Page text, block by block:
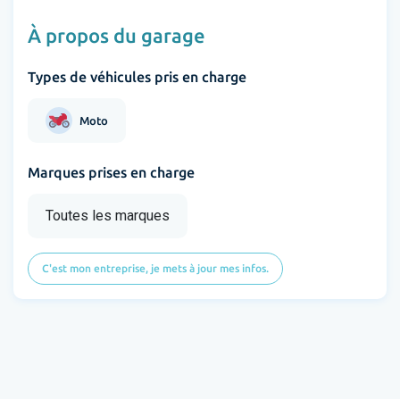
À propos du garage
Types de véhicules pris en charge
Moto
Marques prises en charge
Toutes les marques
C'est mon entreprise, je mets à jour mes infos.